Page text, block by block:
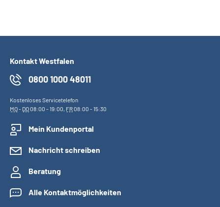
Kontakt Westfalen
0800 1000 48011
Kostenloses Servicetelefon
MO- DO08:00 - 19:00, FR08:00 - 15:30
Mein Kundenportal
Nachricht schreiben
Beratung
Alle Kontaktmöglichkeiten